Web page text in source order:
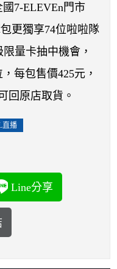
7-ELEVEn門市
更獨享74位啦啦隊
量卡抽中機會，
每包售價425元，
回原店取貨。
直播
Line分享